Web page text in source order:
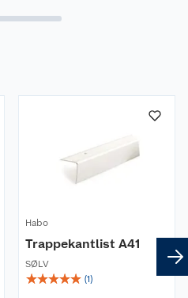
Habo
Trappekantlist A41
SØLV
☆☆☆☆☆ (1)